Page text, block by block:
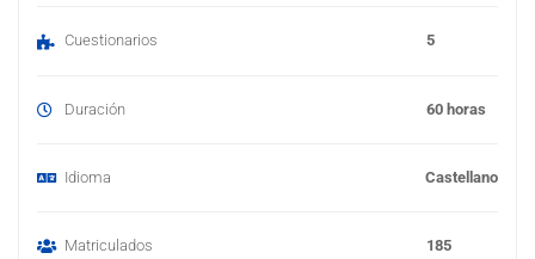
Cuestionarios 5
Duración 60 horas
Idioma Castellano
Matriculados 185